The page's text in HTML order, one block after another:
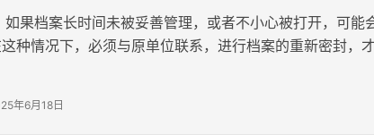
果档案长时间未被妥善管理，或者不小心被打开，可能会
种情况下，必须与原单位联系，进行档案的重新密封，
年6月18日